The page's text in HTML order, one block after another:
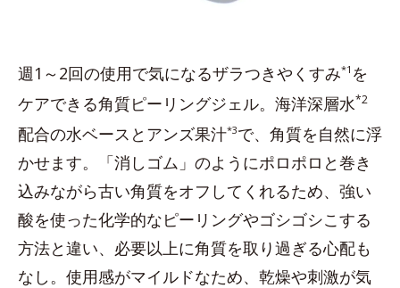
週1～2回の使用で気になるザラつきやくすみ*1 を
ケアできる角質ピーリングジェル。海洋深層水*2
配合の水ベースとアンズ果汁*3で、角質を自然に浮
かせます。「消しゴム」のようにポロポロと巻き
込みながら古い角質をオフしてくれるため、強い
酸を使った化学的なピーリングやゴシゴシこする
方法と違い、必要以上に角質を取り過ぎる心配も
なし。使用感がマイルドなため、乾燥や刺激が気